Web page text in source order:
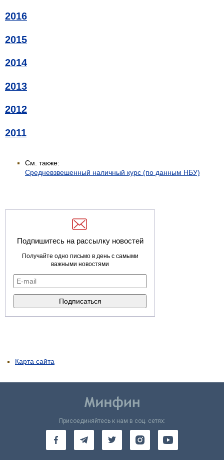
2016
2015
2014
2013
2012
2011
См. также:
Средневзвешенный наличный курс (по данным НБУ)
Подпишитесь на рассылку новостей
Получайте одно письмо в день с самыми
важными новостями
Карта сайта
Присоединяйтесь к нам в соц. сетях: